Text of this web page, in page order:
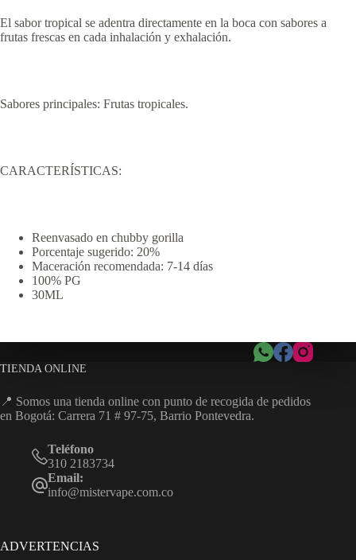
El sabor tropical se adentra directamente en la boca con sabores a
frutas frescas en cada inhalación y exhalación.
Sabores principales: Frutas tropicales.
CARACTERÍSTICAS:
Reenvasado en chubby gorilla
Porcentaje sugerido: 20%
Maceración recomendada: 7-14 días
100% PG
30ML
TIENDA ONLINE
📍 Somos una tienda online con punto de recogida de pedidos
en Bogotá: Carrera 71 # 97-75, Barrio Pontevedra.
Teléfono
310 2183734
Email:
info@mistervape.com.co
ADVERTENCIAS